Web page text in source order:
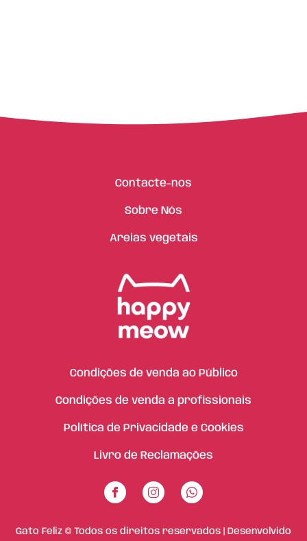
Contacte-nos
Sobre Nós
Areias vegetais
Condições de venda ao Público
Condições de venda a profissionais
Política de Privacidade e Cookies
Livro de Reclamações
Gato Feliz © Todos os direitos reservados | Desenvolvido